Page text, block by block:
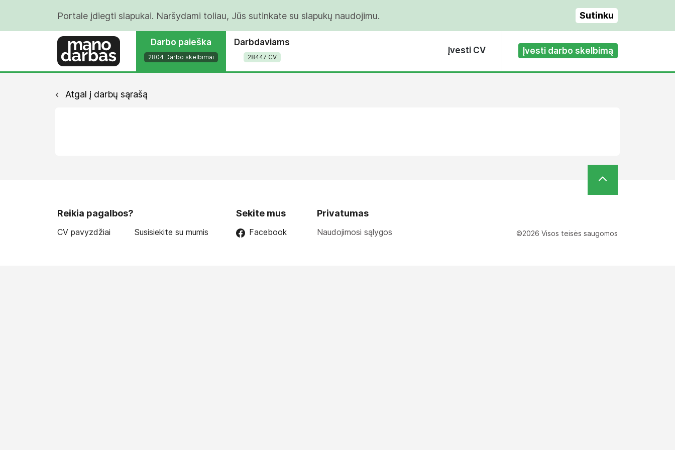
Portale įdiegti slapukai. Naršydami toliau, Jūs sutinkate su slapukų naudojimu. Sutinku
Darbo paieška
2804 Darbo skelbimai
Darbdaviams
28447 CV
Įvesti CV Įvesti darbo skelbimą
Atgal į darbų sąrašą
Reikia pagalbos?
CV pavyzdžiai Susisiekite su mumis
Sekite mus
Facebook
Privatumas
Naudojimosi sąlygos ©2026 Visos teisės saugomos